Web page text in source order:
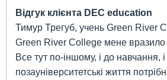
Відгук клієнта DEC education
Тимур Трегуб, учень Green River
Green River College мене вразило
Все тут по-іншому, і до навчання,
позауніверситетські життя